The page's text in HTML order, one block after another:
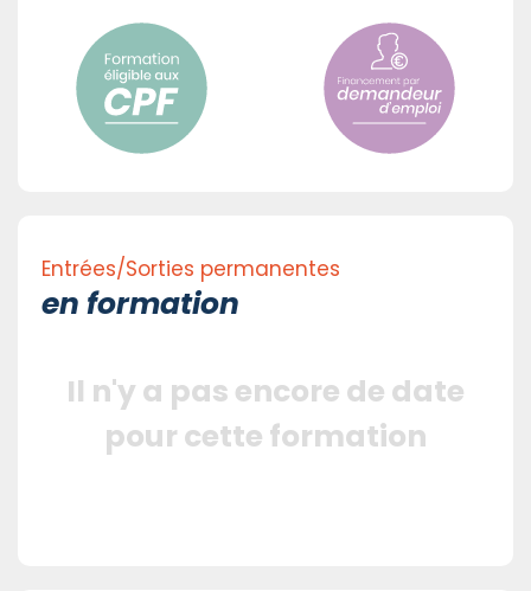
Entrées/Sorties permanentes
en formation
Il n'y a pas encore de date
pour cette formation